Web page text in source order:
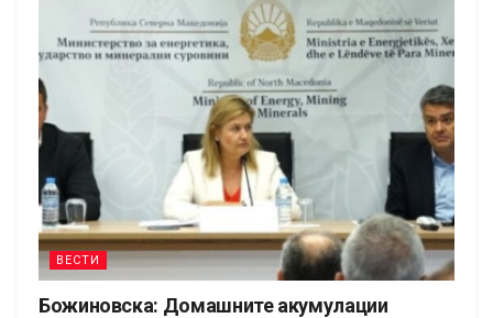
ВЕСТИ
Божиновска: Домашните акумулации